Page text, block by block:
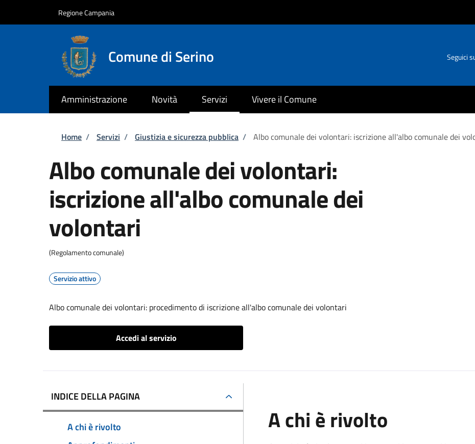
Regione Campania
Comune di Serino Seguici
Amministrazione Novità Servizi Vivere il Comune
Briciole di pane
Home / Servizi / Giustizia e sicurezza pubblica / Albo comunale dei volontari: iscrizione all'albo comunale dei
Albo comunale dei volontari:
iscrizione all'albo comunale dei
volontari
(Regolamento comunale)
Servizio attivo
Albo comunale dei volontari: procedimento di iscrizione all'albo comunale dei volontari
Accedi al servizio
INDICE DELLA PAGINA
A chi è rivolto
A chi è rivolto